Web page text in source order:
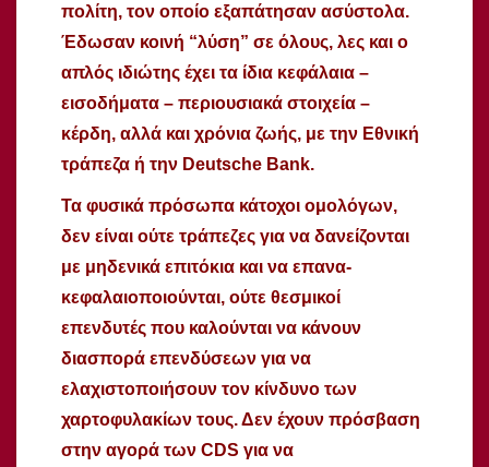
πολίτη, τον οποίο εξαπάτησαν ασύστολα.
Έδωσαν κοινή “λύση” σε όλους, λες και ο
απλός ιδιώτης έχει τα ίδια κεφάλαια –
εισοδήματα – περιουσιακά στοιχεία –
κέρδη, αλλά και χρόνια ζωής, με την Εθνική
τράπεζα ή την Deutsche Bank.
Τα φυσικά πρόσωπα κάτοχοι ομολόγων,
δεν είναι ούτε τράπεζες για να δανείζονται
με μηδενικά επιτόκια και να επανα-
κεφαλαιοποιούνται, ούτε θεσμικοί
επενδυτές που καλούνται να κάνουν
διασπορά επενδύσεων για να
ελαχιστοποιήσουν τον κίνδυνο των
χαρτοφυλακίων τους. Δεν έχουν πρόσβαση
στην αγορά των CDS για να